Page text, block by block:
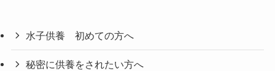
水子供養 初めての方へ
秘密に供養をされたい方へ